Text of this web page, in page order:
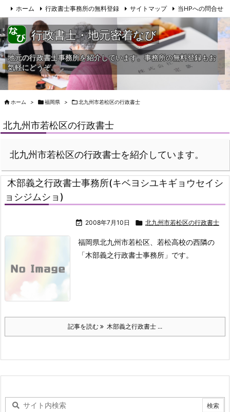
ホーム 行政書士事務所の無料登録 サイトマップ 当HPへの問合せ
行政書士・地元密着なび
地元の行政書士事務所を紹介しています。事務所の無料登録もお
気軽にどうぞ。
 ホーム > 福岡県 > 北九州市若松区の行政書士
北九州市若松区の行政書士
北九州市若松区の行政書士を紹介しています。
木部義之行政書士事務所(キベヨシユキギョウセイシ
ョシジムショ)
 2008年7月10日  北九州市若松区の行政書士
福岡県北九州市若松区、若松高校の西隣の
「木部義之行政書士事務所」です。
記事を読む 木部義之行政書士 ...